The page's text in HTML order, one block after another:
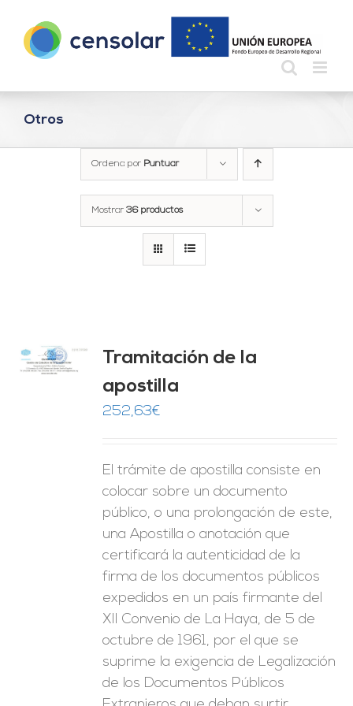
contenido
Otros
Ordena por Puntuar
Mostrar 36 productos
Tramitación de la
apostilla
252,63€
El trámite de apostilla consiste en
colocar sobre un documento
público, o una prolongación de este,
una Apostilla o anotación que
certificará la autenticidad de la
firma de los documentos públicos
expedidos en un país firmante del
XII Convenio de La Haya, de 5 de
octubre de 1961, por el que se
suprime la exigencia de Legalización
de los Documentos Públicos